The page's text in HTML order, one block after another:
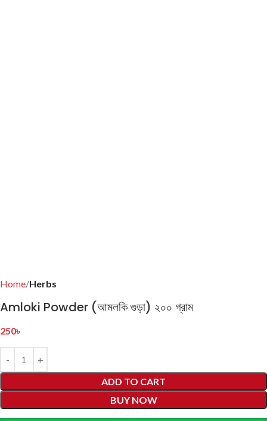
Home Herbs
Amloki Powder (আমলকি গুড়া) ২০০ গ্রাম
250৳
ADD TO CART
BUY NOW